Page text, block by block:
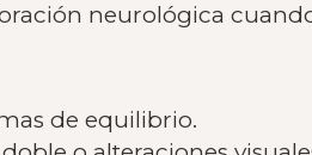
neurológica
de equilibrio.